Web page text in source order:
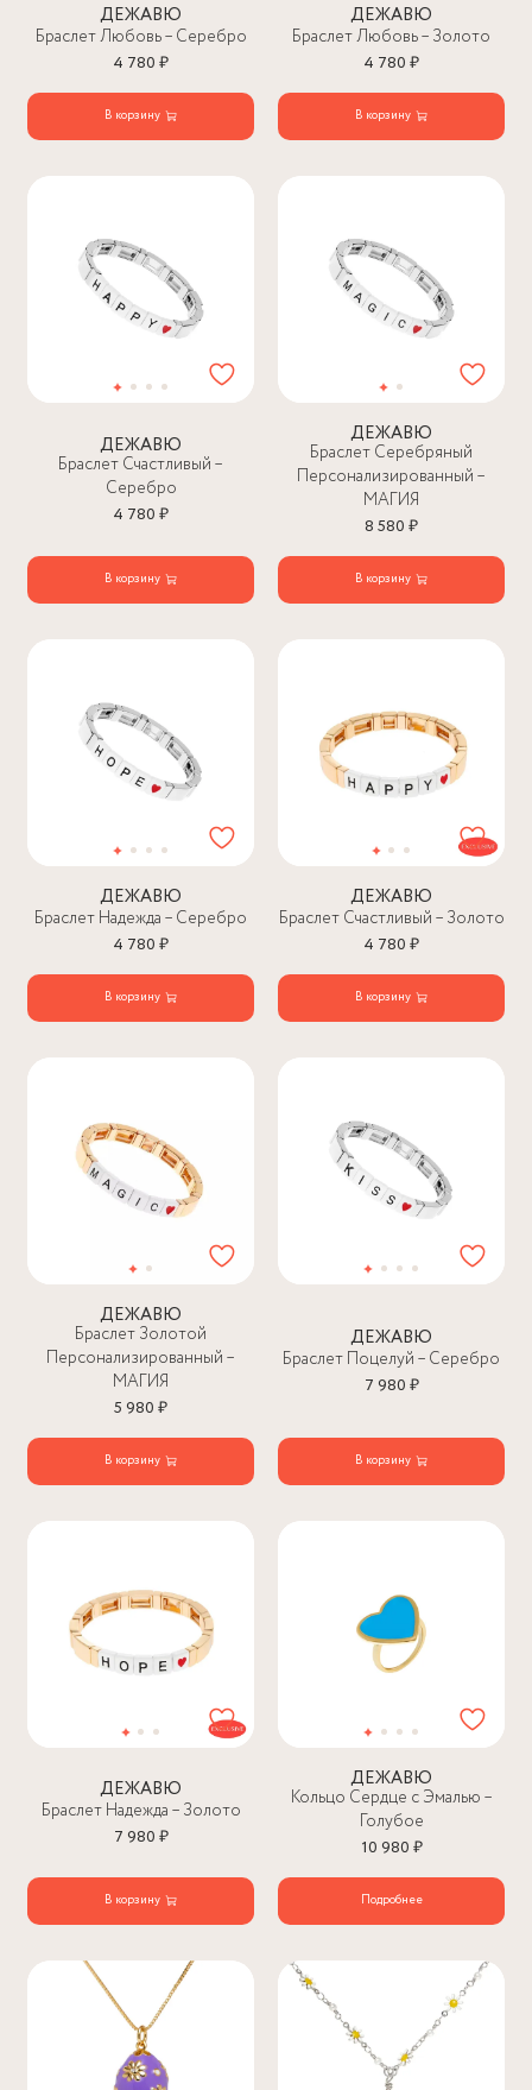
ДЕЖАВЮ
Браслет Любовь – Серебро
4 780 ₽
В корзину
ДЕЖАВЮ
Браслет Любовь – Золото
4 780 ₽
В корзину
ДЕЖАВЮ
Браслет Счастливый –
Серебро
4 780 ₽
В корзину
ДЕЖАВЮ
Браслет Серебряный
Персонализированный –
МАГИЯ
8 580 ₽
В корзину
ДЕЖАВЮ
Браслет Надежда – Серебро
4 780 ₽
В корзину
ДЕЖАВЮ
Браслет Счастливый – Золото
4 780 ₽
В корзину
ДЕЖАВЮ
Браслет Золотой
Персонализированный –
МАГИЯ
5 980 ₽
В корзину
ДЕЖАВЮ
Браслет Поцелуй – Серебро
7 980 ₽
В корзину
ДЕЖАВЮ
Браслет Надежда – Золото
7 980 ₽
В корзину
ДЕЖАВЮ
Кольцо Сердце с Эмалью –
Голубое
10 980 ₽
Подробнее